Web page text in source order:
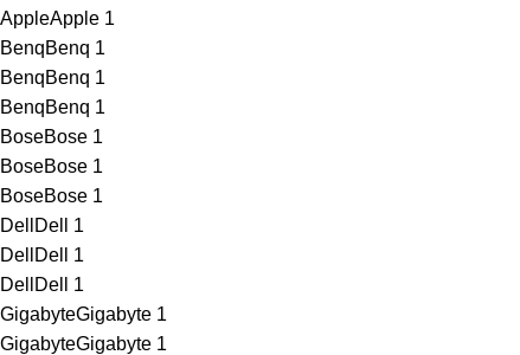
AppleApple 1
BenqBenq 1
BenqBenq 1
BenqBenq 1
BoseBose 1
BoseBose 1
BoseBose 1
Dell Dell
1
Dell Dell
1
Dell Dell
1
GigabyteGigabyte 1
GigabyteGigabyte 1